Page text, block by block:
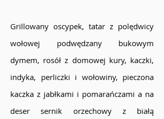
Grillowany oscypek, tatar z polędwicy
wołowej podwędzany bukowym
dymem, rosół z domowej kury, kaczki,
indyka, perliczki i wołowiny, pieczona
kaczka z jabłkami i pomarańczami a na
deser sernik orzechowy z białą